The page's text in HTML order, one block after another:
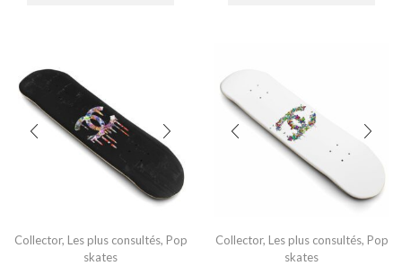
Collector, Les plus consultés, Pop
skates
Collector, Les plus consultés, Pop
skates